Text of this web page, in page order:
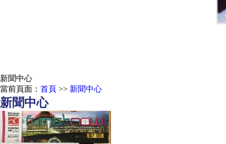
新聞中心
當前頁面： 首頁 >> 新聞中心
新聞中心